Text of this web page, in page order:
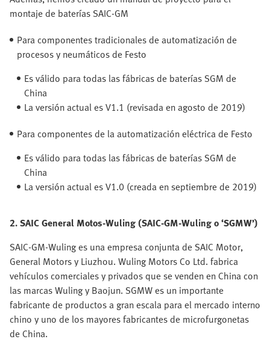
montaje de baterías SAIC-GM
Para componentes tradicionales de automatización de
procesos y neumáticos de Festo
Es válido para todas las fábricas de baterías SGM de
China
La versión actual es V1.1 (revisada en agosto de 2019)
Para componentes de la automatización eléctrica de Festo
Es válido para todas las fábricas de baterías SGM de
China
La versión actual es V1.0 (creada en septiembre de 2019)
2. SAIC General Motos-Wuling (SAIC-GM-Wuling o ‘SGMW’)
SAIC-GM-Wuling es una empresa conjunta de SAIC Motor,
General Motors y Liuzhou. Wuling Motors Co Ltd. fabrica
vehículos comerciales y privados que se venden en China con
las marcas Wuling y Baojun. SGMW es un importante
fabricante de productos a gran escala para el mercado interno
chino y uno de los mayores fabricantes de microfurgonetas
de China.